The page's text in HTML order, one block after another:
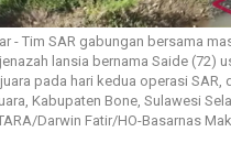
- Tim SAR gabungan bersama
lansia bernama Saide (72)
pada hari kedua operasi SAR,
Kabupaten Bone, Sulawesi
Darwin Fatir/HO-Basarnas